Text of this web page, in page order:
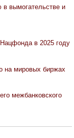
в вымогательстве и
в 2025 году
на мировых биржах
межбанковского